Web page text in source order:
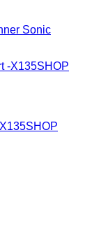
Sonic